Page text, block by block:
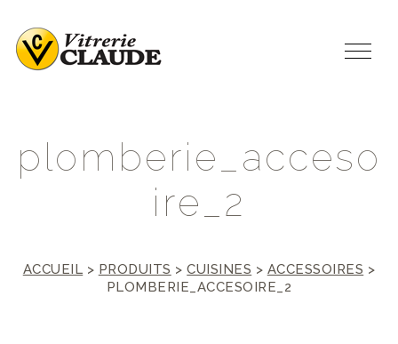
plomberie acceso
i re 2
ACCUEIL > PRODUITS >CUISINES > ACCESSOIRES >
PLOMBERIE_ACCESOIRE_2